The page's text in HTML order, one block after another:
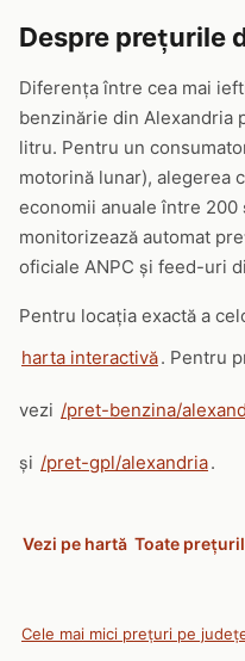
Despre prețurile
Diferența între cea mai
benzinărie din Alexandria
litru. Pentru un
motorină lunar), alegerea
economii anuale între
monitorizează automat
oficiale ANPC și feed-uri
Pentru locația exactă a
harta interactivă. Pentru
vezi /pret-benzina/
și /pret-gpl/alexandria.
Vezi pe hartă Toate
Cele mai mici prețuri pe